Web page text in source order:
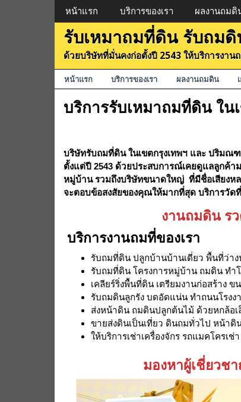
Menu
หน้าแรก บริการของเรา ผลงานถมดิ
รับเหมาถมที่ดิน รับถม
ด้วยบริษัทที่มั่นคงก่อตั้งปี 2543 ให้บริการงา
Menu
หน้าแรก บริการของเรา ผลงานถมดิน
บริการรับเหมาถมที่ดิน ใ
บริษัทรับถมที่ดิน ในเขตกรุงเทพฯ และ ปริมณ
ตั้งแต่ปี 2543 ด้วยประสบการณ์เคยดูแลลูกค้า
หมู่บ้าน รวมถึงบริษัทขนาดใหญ่ ที่มีชื่อเสียงหล
จะตอบข้อสงสัยของคุณให้มากที่สุด บริการวัด
งานถมดิน รว
บริการงานถมที่ของเรา
รับถมที่ดิน ปลูกบ้านบ้านเดี่ยว พื้นที่ว่าง
รับถมที่ดิน โครงการหมู่บ้าน ถมดิน ทำโ
เคลียร์ริ่งพื้นที่ดิน เตรียมงานก่อสร้าง
รับถมดินลูกรัง บดอัดแน่น ทำถนนโรงง
ส่งหน้าดิน ถมดินปลูกต้นไม้ ด้วยหกล้อ
ขายส่งดินเป็นเที่ยว ดินถมทั่วไป หน้า
ให้บริการเช่าเครื่องจักร รถแมคโครเ
มองหาผู้เชี่ยวช